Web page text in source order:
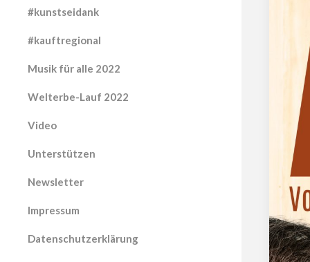
#kunstseidank
#kauftregional
Musik für alle 2022
Welterbe-Lauf 2022
Video
Unterstützen
Newsletter
Impressum
Datenschutzerklärung